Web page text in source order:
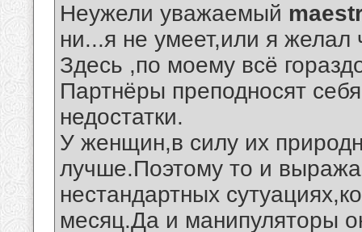
Неужели уважаемый
ни...я не умеет,или я
Здесь ,по моему всё
Партнёры преподносят
недостатки.
У женщин,в силу их
лучше.Поэтому то и
нестандартных
месяц.Да и манипуляторы